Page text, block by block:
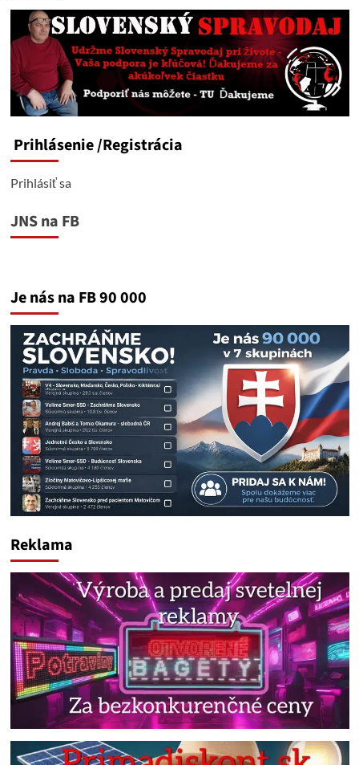
Prihlásenie/Registrácia
Prihlásiť sa
JNS na FB
Je nás na FB 90 000
Reklama